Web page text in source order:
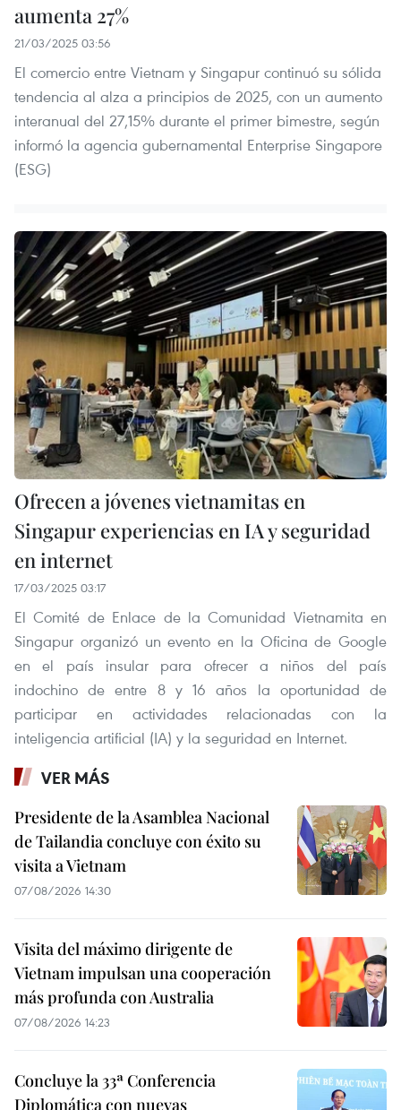
aumenta 27%
21/03/2025 03:56
El comercio entre Vietnam y Singapur continuó su sólida
tendencia al alza a principios de 2025, con un aumento
interanual del 27,15% durante el primer bimestre, según
informó la agencia gubernamental Enterprise Singapore
(ESG)
Ofrecen a jóvenes vietnamitas en
Singapur experiencias en IA y seguridad
en internet
17/03/2025 03:17
El Comité de Enlace de la Comunidad Vietnamita en
Singapur organizó un evento en la Oficina de Google
en el país insular para ofrecer a niños del país
indochino de entre 8 y 16 años la oportunidad de
participar en actividades relacionadas con la
inteligencia artificial (IA) y la seguridad en Internet.
VER MÁS
Presidente de la Asamblea Nacional
de Tailandia concluye con éxito su
visita a Vietnam
07/08/2026 14:30
Visita del máximo dirigente de
Vietnam impulsan una cooperación
más profunda con Australia
07/08/2026 14:23
Concluye la 33ª Conferencia
Diplomática con nuevas